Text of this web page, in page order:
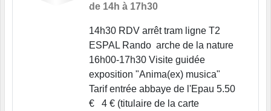
de 14h à 17h30
14h30 RDV arrêt tram ligne T2
ESPAL Rando arche de la nature
16h00-17h30 Visite guidée
exposition "Anima(ex) musica"
Tarif entrée abbaye de l'Epau 5.50
€ 4 € (titulaire de la carte